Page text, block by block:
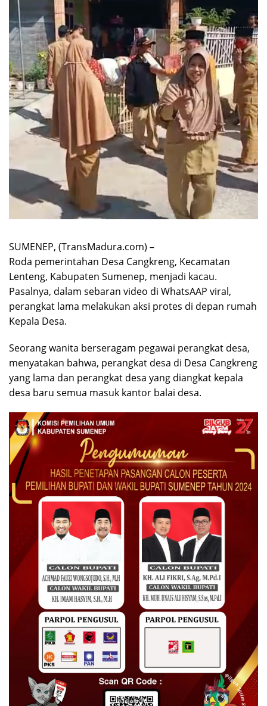
SUMENEP, (TransMadura.com) –
Roda pemerintahan Desa Cangkreng, Kecamatan
Lenteng, Kabupaten Sumenep, menjadi kacau.
Pasalnya, dalam sebaran video di WhatsAAP viral,
perangkat lama melakukan aksi protes di depan rumah
Kepala Desa.
Seorang wanita berseragam pegawai perangkat desa,
menyatakan bahwa, perangkat desa di Desa Cangkreng
yang lama dan perangkat desa yang diangkat kepala
desa baru semua masuk kantor balai desa.